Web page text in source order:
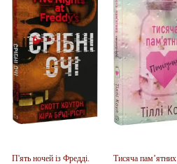
П'ять ночей із Фредді.
Тисяча пам’ятних